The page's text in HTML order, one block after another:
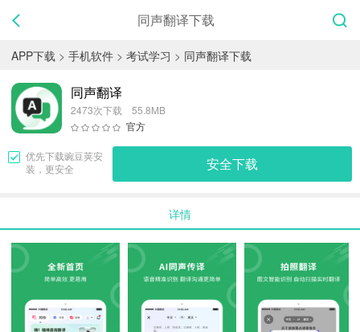
同声翻译下载
APP下载 > 手机软件 > 考试学习 > 同声翻译下载
同声翻译
2473次下载 55.8MB
官方
优先下载豌豆荚安
装，更安全
安全下载
详情